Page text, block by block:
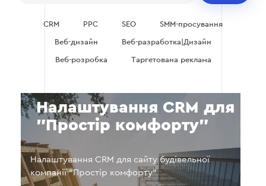
CRM PPC SEO SMM-просування
Веб-дизайн Веб-разработка|Дизайн
Веб-розробка Таргетована реклама
Налаштування CRM для
"Простір комфорту"
Налаштування CRM для сайту будівельної
компанії “Простір комфорту”